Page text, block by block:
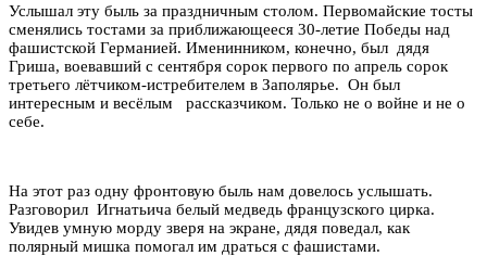
Услышал эту быль за праздничным столом. Первомайские тосты
сменялись тостами за приближающееся 30-летие Победы над
фашистской Германией. Именинником, конечно, был дядя
Гриша, воевавший с сентября сорок первого по апрель сорок
третьего лётчиком-истребителем в Заполярье. Он был
интересным и весёлым рассказчиком. Только не о войне и не о
себе.
На этот раз одну фронтовую быль нам довелось услышать.
Разговорил Игнатьича белый медведь французского цирка.
Увидев умную морду зверя на экране, дядя поведал, как
полярный мишка помогал им драться с фашистами.